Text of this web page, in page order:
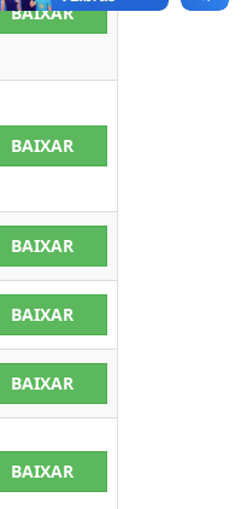
BAIXAR
BAIXAR
BAIXAR
BAIXAR
BAIXAR
BAIXAR